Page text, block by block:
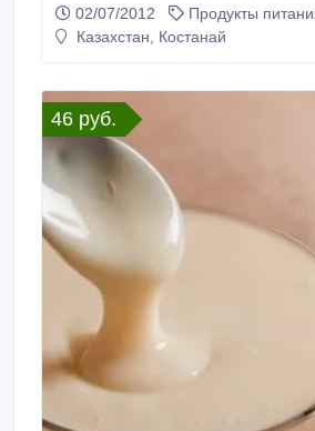
Египта, Европейского сообщества. Основным видом
деятельности нашей организации
02/07/2012
Продукты
Казахстан, Костанай
46 руб.